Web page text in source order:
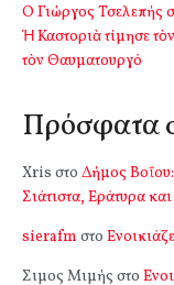
Ο Γιώργος Τσελεπής
Ἡ Καστοριὰ τίμησε
τὸν Θαυματουργό
Πρόσφατα
Xris στο Δήμος Βοΐου:
Σιάτιστα, Εράτυρα
sierafm στο
Σιμος Μιμής στο